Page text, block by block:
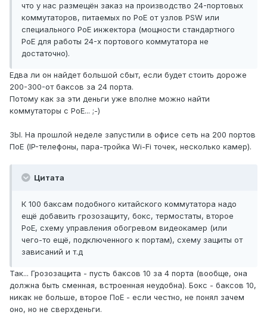
что у нас размещён заказ на производство 24-портовых
коммутаторов, питаемых по PoE от узлов PSW или
специального PoE инжектора (мощности стандартного
PoE для работы 24-х портового коммутатора не
достаточно).
Едва ли он найдет большой сбыт, если будет стоить дороже
200-300-от баксов за 24 порта.
Потому как за эти деньги уже вполне можно найти
коммутаторы с PoE... ;-)
ЗЫ. На прошлой неделе запустили в офисе сеть на 200 портов
ПоЕ (IP-телефоны, пара-тройка Wi-Fi точек, несколько камер).
Цитата
К 100 баксам подобного китайского коммутатора надо
ещё добавить грозозащиту, бокс, термостаты, второе
PoE, схему управления обогревом видеокамер (или
чего-то ещё, подключенного к портам), схему защиты от
зависаний и т.д
Так... Грозозащита - пусть баксов 10 за 4 порта (вообще, она
должна быть сменная, встроенная неудобна). Бокс - баксов 10,
никак не больше, второе ПоЕ - если честно, не понял зачем
оно, но не сверхденьги.